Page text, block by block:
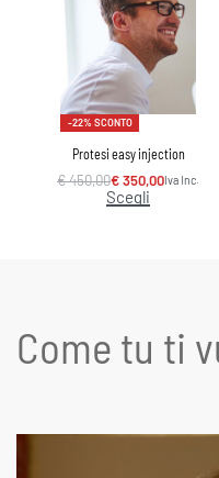
-22% SCONTO
Protesi easy injection
€450,00€350,00Iva Inc.
Scegli
Come tu ti